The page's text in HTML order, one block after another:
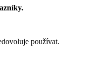
používat.